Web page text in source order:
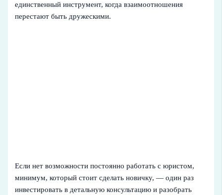
единственный инструмент, когда взаимоотношения
перестают быть дружескими.
Если нет возможности постоянно работать с юристом,
минимум, который стоит сделать новичку, — один раз
инвестировать в детальную консультацию и разобрать